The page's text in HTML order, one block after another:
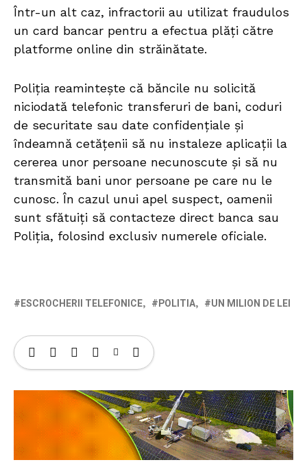
Într-un alt caz, infractorii au utilizat fraudulos
un card bancar pentru a efectua plăți către
platforme online din străinătate.
Poliția reamintește că băncile nu solicită
niciodată telefonic transferuri de bani, coduri
de securitate sau date confidențiale și
îndeamnă cetățenii să nu instaleze aplicații la
cererea unor persoane necunoscute și să nu
transmită bani unor persoane pe care nu le
cunosc. În cazul unui apel suspect, oamenii
sunt sfătuiți să contacteze direct banca sau
Poliția, folosind exclusiv numerele oficiale.
ESCROCHERII TELEFONICE POLITIA UN MILION DE LEI